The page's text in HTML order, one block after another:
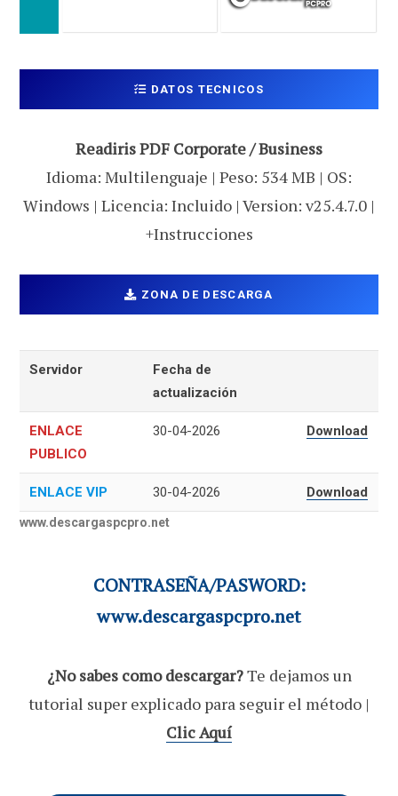
DATOS TECNICOS
Readiris PDF Corporate / Business
Idioma: Multilenguaje | Peso: 534 MB | OS:
Windows | Licencia: Incluido | Version: v25.4.7.0 |
+Instrucciones
ZONA DE DESCARGA
Servidor
Fecha de
actualización
ENLACE
PUBLICO
30-04-2026 Download
ENLACE VIP 30-04-2026 Download
www.descargaspcpro.net
CONTRASEÑA/PASWORD:
www.descargaspcpro.net
¿No sabes como descargar?Te dejamos un
tutorial super explicado para seguir el método |
Clic Aquí